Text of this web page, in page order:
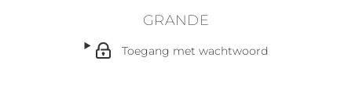
GRANDE
Toegang met wachtwoord